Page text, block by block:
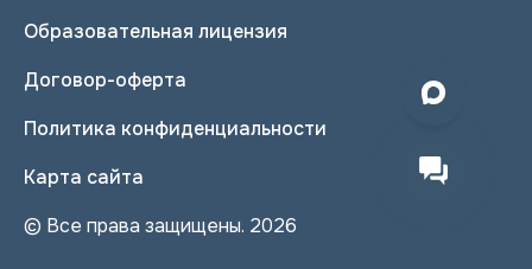
Образовательная лицензия
Договор-оферта
Политика конфиденциальности
Карта сайта
© Все права защищены. 2026